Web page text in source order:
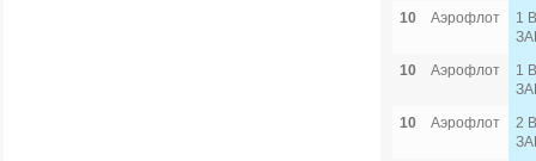
10
Аэрофлот
1
10
Аэрофлот
1
10
Аэрофлот
2